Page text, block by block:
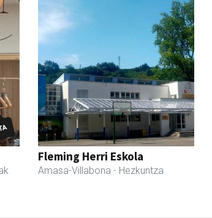
Fleming Herri Eskola
Amasa-Villabona - Hezkuntza